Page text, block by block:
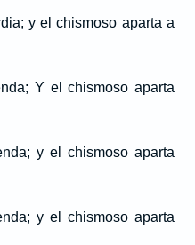
y el chismoso aparta a
Y el chismoso aparta
y el chismoso aparta
y el chismoso aparta